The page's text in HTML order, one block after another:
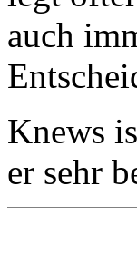
auch
Knews
er sehr